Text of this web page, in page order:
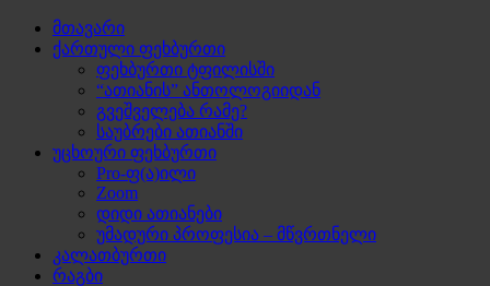
მთავარი
ქართული ფეხბურთი
ფეხბურთი ტფილისში
“ათიანის” ანთოლოგიიდან
გვეშველება რამე?
საუბრები ათიანში
უცხოური ფეხბურთი
Pro-ფ(ა)ილი
Zoom
დიდი ათიანები
უმადური პროფესია – მწვრთნელი
კალათბურთი
რაგბი